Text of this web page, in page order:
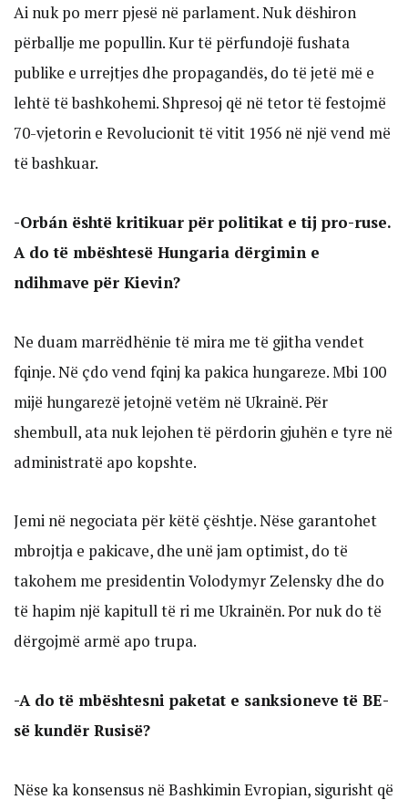
Ai nuk po merr pjesë në parlament. Nuk dëshiron
përballje me popullin. Kur të përfundojë fushata
publike e urrejtjes dhe propagandës, do të jetë më e
lehtë të bashkohemi. Shpresoj që në tetor të festojmë
70-vjetorin e Revolucionit të vitit 1956 në një vend më
të bashkuar.
-Orbán është kritikuar për politikat e tij pro-ruse.
A do të mbështesë Hungaria dërgimin e
ndihmave për Kievin?
Ne duam marrëdhënie të mira me të gjitha vendet
fqinje. Në çdo vend fqinj ka pakica hungareze. Mbi 100
mijë hungarezë jetojnë vetëm në Ukrainë. Për
shembull, ata nuk lejohen të përdorin gjuhën e tyre në
administratë apo kopshte.
Jemi në negociata për këtë çështje. Nëse garantohet
mbrojtja e pakicave, dhe unë jam optimist, do të
takohem me presidentin Volodymyr Zelensky dhe do
të hapim një kapitull të ri me Ukrainën. Por nuk do të
dërgojmë armë apo trupa.
-A do të mbështesni paketat e sanksioneve të BE-
së kundër Rusisë?
Nëse ka konsensus në Bashkimin Evropian, sigurisht që